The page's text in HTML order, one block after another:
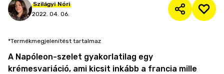
Szilágyi Nóri
2022. 04. 06.
*Termékmegjelenítést tartalmaz
A Napóleon-szelet gyakorlatilag egy
krémesvariáció, ami kicsit inkább a francia mille